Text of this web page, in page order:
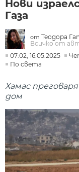
Нови
Газа
от Теодора
Всичко от
07:02, 16.05.2025
По света
Хамас
дом